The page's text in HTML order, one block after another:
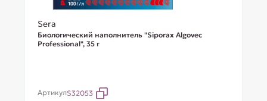
Sera
Биологический наполнитель "Siporax Algovec
Professional", 35 г
АртикулS32053